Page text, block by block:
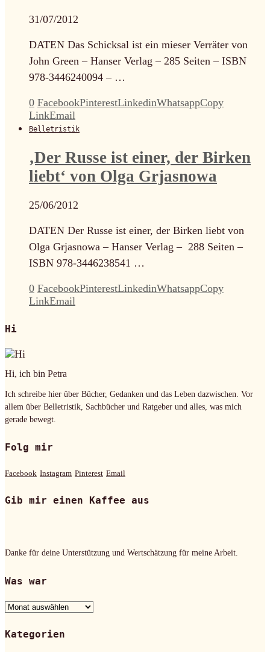
31/07/2012
DATEN Das Schicksal ist ein mieser Verräter von
John Green – Hanser Verlag – 285 Seiten – ISBN
978-3446240094 – …
0 FacebookPinterestLinkedinWhatsappCopy
LinkEmail
Belletristik
‚Der Russe ist einer, der Birken
liebt‘ von Olga Grjasnowa
25/06/2012
DATEN Der Russe ist einer, der Birken liebt von
Olga Grjasnowa – Hanser Verlag – 288 Seiten –
ISBN 978-3446238541 …
0 FacebookPinterestLinkedinWhatsappCopy
LinkEmail
Hi
Hi, ich bin Petra
Ich schreibe hier über Bücher, Gedanken und das Leben dazwischen. Vor
allem über Belletristik, Sachbücher und Ratgeber und alles, was mich
gerade bewegt.
Folg mir
Facebook Instagram Pinterest Email
Gib mir einen Kaffee aus
Danke für deine Unterstützung und Wertschätzung für meine Arbeit.
Was war
Was
Kategorien